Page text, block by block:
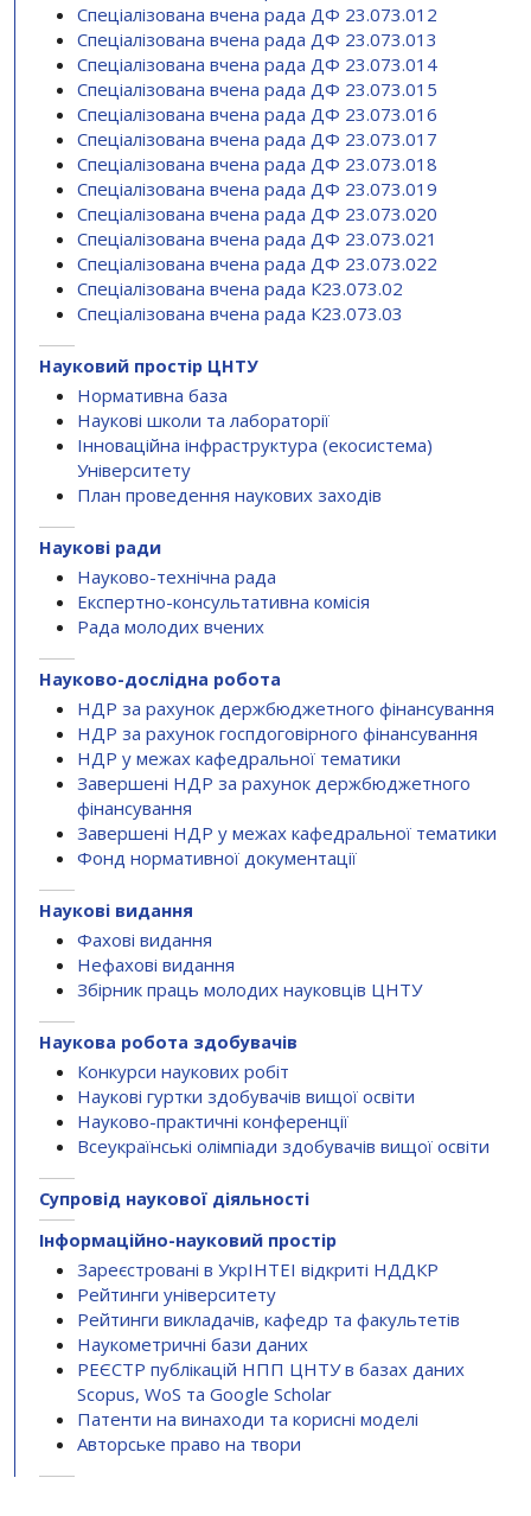
Спеціалізована вчена рада ДФ 23.073.012
Спеціалізована вчена рада ДФ 23.073.013
Спеціалізована вчена рада ДФ 23.073.014
Спеціалізована вчена рада ДФ 23.073.015
Спеціалізована вчена рада ДФ 23.073.016
Спеціалізована вчена рада ДФ 23.073.017
Спеціалізована вчена рада ДФ 23.073.018
Спеціалізована вчена рада ДФ 23.073.019
Спеціалізована вчена рада ДФ 23.073.020
Спеціалізована вчена рада ДФ 23.073.021
Спеціалізована вчена рада ДФ 23.073.022
Спеціалізована вчена рада К23.073.02
Спеціалізована вчена рада К23.073.03
Науковий простір ЦНТУ
Нормативна база
Наукові школи та лабораторії
Інноваційна інфраструктура (екосистема)
Університету
План проведення наукових заходів
Наукові ради
Науково-технічна рада
Експертно-консультативна комісія
Рада молодих вчених
Науково-дослідна робота
НДР за рахунок держбюджетного фінансування
НДР за рахунок госпдоговірного фінансування
НДР у межах кафедральної тематики
Завершені НДР за рахунок держбюджетного
фінансування
Завершені НДР у межах кафедральної тематики
Фонд нормативної документації
Наукові видання
Фахові видання
Нефахові видання
Збірник праць молодих науковців ЦНТУ
Наукова робота здобувачів
Конкурси наукових робіт
Наукові гуртки здобувачів вищої освіти
Науково-практичні конференції
Всеукраїнські олімпіади здобувачів вищої освіти
Супровід наукової діяльності
Інформаційно-науковий простір
Зареєстровані в УкрІНТЕІ відкриті НДДКР
Рейтинги університету
Рейтинги викладачів, кафедр та факультетів
Наукометричні бази даних
РЕЄСТР публікацій НПП ЦНТУ в базах даних
Scopus, WoS та Google Scholar
Патенти на винаходи та корисні моделі
Авторське право на твори